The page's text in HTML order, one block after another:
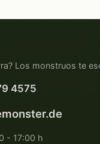
Los monstruos te
4575
- 17:00 h